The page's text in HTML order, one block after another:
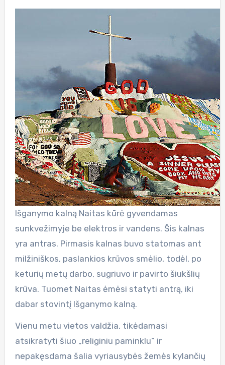
Išganymo kalną Naitas kūrė gyvendamas
sunkvežimyje be elektros ir vandens. Šis kalnas
yra antras. Pirmasis kalnas buvo statomas ant
milžiniškos, paslankios krūvos smėlio, todėl, po
keturių metų darbo, sugriuvo ir pavirto šiukšlių
krūva. Tuomet Naitas ėmėsi statyti antrą, iki
dabar stovintį Išganymo kalną.
Vienu metu vietos valdžia, tikėdamasi
atsikratyti šiuo „religiniu paminklu“ ir
nepakęsdama šalia vyriausybės žemės kylančių